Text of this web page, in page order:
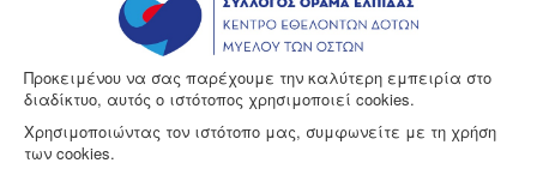
Προκειμένου να σας παρέχουμε την καλύτερη εμπειρία στο
διαδίκτυο, αυτός ο ιστότοπος χρησιμοποιεί cookies.
Χρησιμοποιώντας τον ιστότοπο μας, συμφωνείτε με τη χρήση
των cookies.